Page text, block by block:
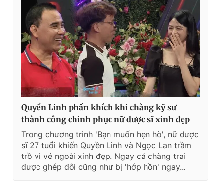
Quyền Linh phấn khích khi chàng kỹ sư
thành công chinh phục nữ dược sĩ xinh đẹp
Trong chương trình 'Bạn muốn hẹn hò', nữ dược
sĩ 27 tuổi khiến Quyền Linh và Ngọc Lan trầm
trồ vì vẻ ngoài xinh đẹp. Ngay cả chàng trai
được ghép đôi cũng như bị 'hớp hồn' ngay...